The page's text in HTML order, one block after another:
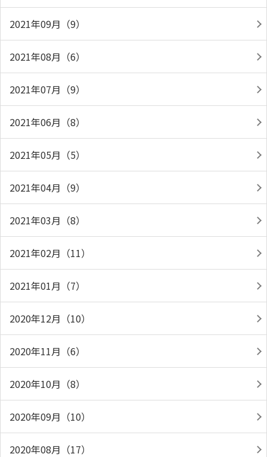
2021年09月（9）
2021年08月（6）
2021年07月（9）
2021年06月（8）
2021年05月（5）
2021年04月（9）
2021年03月（8）
2021年02月（11）
2021年01月（7）
2020年12月（10）
2020年11月（6）
2020年10月（8）
2020年09月（10）
2020年08月（17）